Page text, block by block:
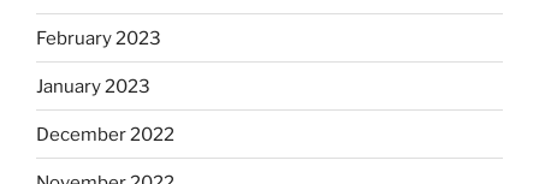
February 2023
January 2023
December 2022